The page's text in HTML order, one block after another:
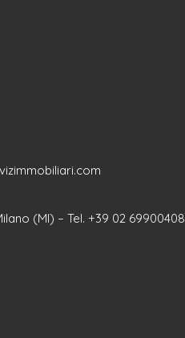
(MI) – Tel. +39 02 69900408